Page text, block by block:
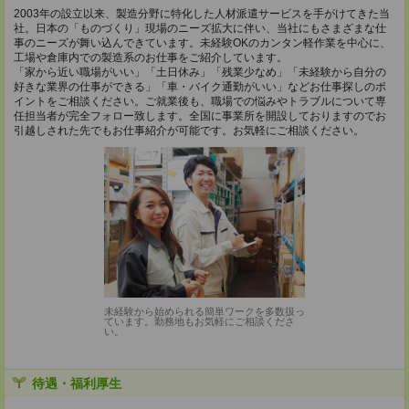
2003年の設立以来、製造分野に特化した人材派遣サービスを手がけてきた当
社。日本の「ものづくり」現場のニーズ拡大に伴い、当社にもさまざまな仕
事のニーズが舞い込んできています。未経験OKのカンタン軽作業を中心に、
工場や倉庫内での製造系のお仕事をご紹介しています。
「家から近い職場がいい」「土日休み」「残業少なめ」「未経験から自分の
好きな業界の仕事ができる」「車・バイク通勤がいい」などお仕事探しのポ
イントをご相談ください。ご就業後も、職場での悩みやトラブルについて専
任担当者が完全フォロー致します。全国に事業所を開設しておりますのでお
引越しされた先でもお仕事紹介が可能です。お気軽にご相談ください。
未経験から始められる簡単ワークを多数扱っ
ています。勤務地もお気軽にご相談くださ
い。
待遇・福利厚生